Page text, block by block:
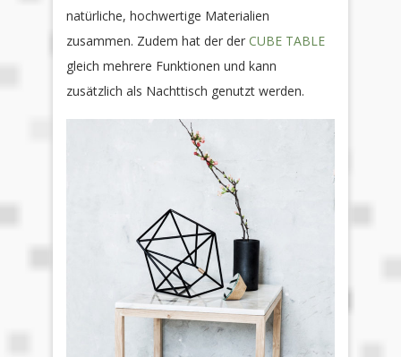
natürliche, hochwertige Materialien
zusammen. Zudem hat der der CUBE TABLE
gleich mehrere Funktionen und kann
zusätzlich als Nachttisch genutzt werden.